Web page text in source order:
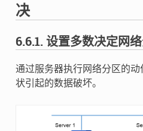
决
6.6.1. 设置多数决定网
通过服务器执行网络分区的
状引起的数据破坏。